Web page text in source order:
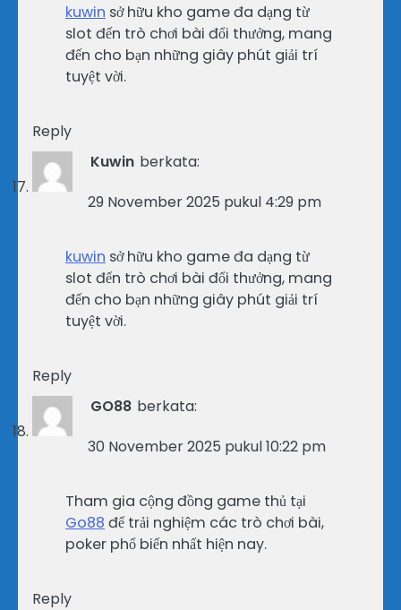
kuwin sở hữu kho game đa dạng từ
slot đến trò chơi bài đổi thưởng, mang
đến cho bạn những giây phút giải trí
tuyệt vời.
Reply
Kuwin berkata:
29 November 2025 pukul 4:29 pm
kuwin sở hữu kho game đa dạng từ
slot đến trò chơi bài đổi thưởng, mang
đến cho bạn những giây phút giải trí
tuyệt vời.
Reply
GO88 berkata:
30 November 2025 pukul 10:22 pm
Tham gia cộng đồng game thủ tại
Go88 để trải nghiệm các trò chơi bài,
poker phổ biến nhất hiện nay.
Reply